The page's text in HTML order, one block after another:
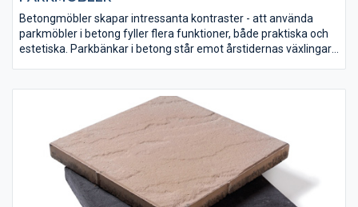
Betongmöbler skapar intressanta kontraster - att använda
parkmöbler i betong fyller flera funktioner, både praktiska och
estetiska. Parkbänkar i betong står emot årstidernas växlingar
omgivningen i parker och trädgårdar och skapar intressanta
kontraster som tilltalar.